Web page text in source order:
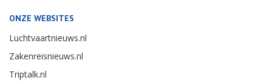
ONZE WEBSITES
Luchtvaartnieuws.nl
Zakenreisnieuws.nl
Triptalk.nl